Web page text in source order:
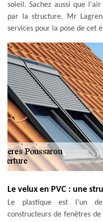
soleil. Sachez aussi que
par la structure. Mr
services pour la pose de cet
Le velux en PVC : une
Le plastique est l'un
constructeurs de fenêtres